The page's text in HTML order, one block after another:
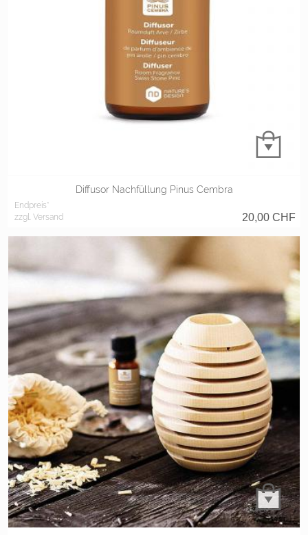
Diffusor Nachfüllung Pinus Cembra
Endpreis*
zzgl. Versand
20,00 CHF